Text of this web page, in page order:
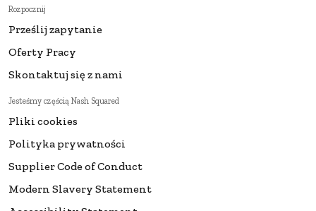
Rozpocznij
Prześlij zapytanie
Oferty Pracy
Skontaktuj się z nami
Jesteśmy częścią Nash Squared
Pliki cookies
Polityka prywatności
Supplier Code of Conduct
Modern Slavery Statement